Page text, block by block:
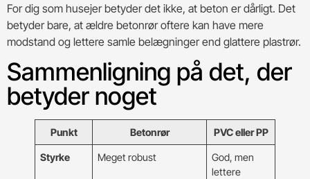
For dig som husejer betyder det ikke, at beton er dårligt. Det
betyder bare, at ældre betonrør oftere kan have mere
modstand og lettere samle belægninger end glattere plastrør.
Sammenligning på det, der
betyder noget
Punkt Betonrør PVC eller PP
Styrke Meget robust
God, men
lettere